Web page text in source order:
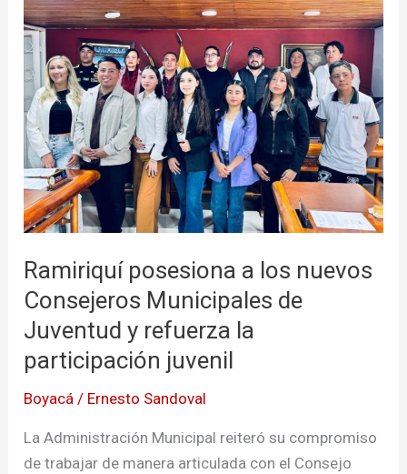
Ramiriquí posesiona a los nuevos
Consejeros Municipales de
Juventud y refuerza la
participación juvenil
Boyacá / Ernesto Sandoval
La Administración Municipal reiteró su compromiso
de trabajar de manera articulada con el Consejo
posesiona
a
los
nuevos
Consejeros
Municipales
de
Juventud
y
la
participación
juvenil